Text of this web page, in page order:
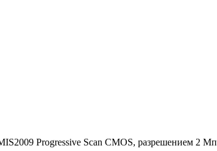
Progressive Scan CMOS, разрешением 2 Мп